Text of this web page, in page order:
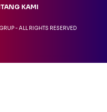
KAMI
- ALL RIGHTS RESERVED